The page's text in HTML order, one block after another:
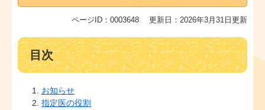
ページID：0003648 更新日：2026年3月31日更新
目次
お知らせ
指定医の役割